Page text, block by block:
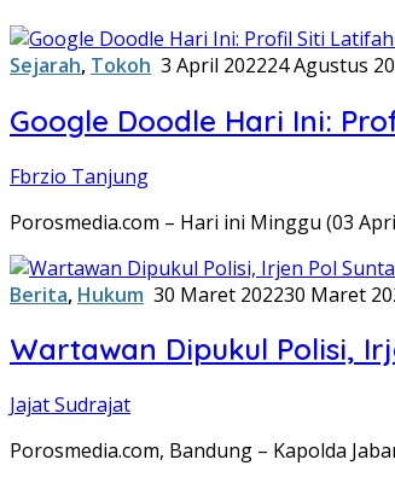
Sejarah, Tokoh 3 April 202224 Agustus
Google Doodle Hari Ini:
Fbrzio Tanjung
Porosmedia.com – Hari ini Minggu (03
Berita, Hukum 30 Maret 202230 Maret
Wartawan Dipukul Polisi,
Jajat Sudrajat
Porosmedia.com, Bandung – Kapolda